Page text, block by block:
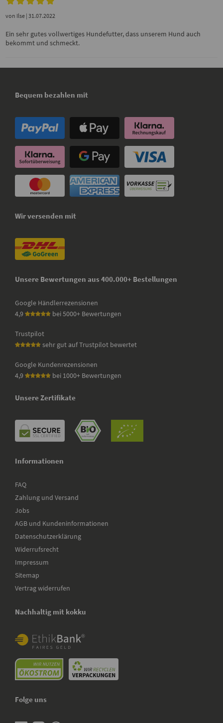
von Ilse | 31.07.2022
Ein sehr gutes vollwertiges Hundefutter, dass unserem Hund auch
bekommt und schmeckt.
Bequem bezahlen mit
Wir versenden mit
Unsere Bewertungen aus 400.000+ Bestellungen
Google Händlerrezensionen
4,9
bei 5000+ Bewertungen
Trustpilot
sehr gut auf Trustpilot bewertet
Google Kundenrezensionen
4,9
bei 1000+ Bewertungen
Unsere Zertifikate
Informationen
FAQ
Zahlung und Versand
Jobs
AGB und Kundeninformationen
Datenschutzerklärung
Widerrufsrecht
Impressum
Sitemap
Vertrag widerrufen
Nachhaltig mit kokku
Folge uns